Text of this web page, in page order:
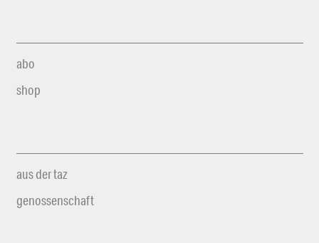
abo
shop
aus der taz
genossenschaft